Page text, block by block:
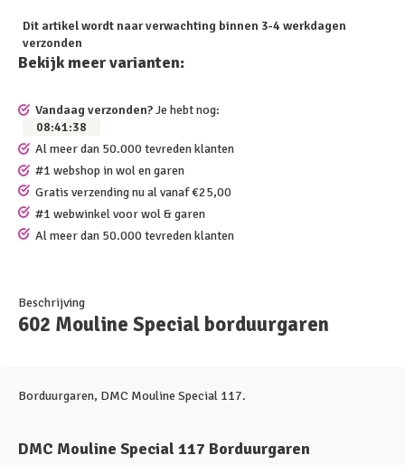
Dit artikel wordt naar verwachting binnen 3-4 werkdagen
verzonden
Bekijk meer varianten:
Vandaag verzonden?Je hebt nog:
08:41:38
Al meer dan 50.000 tevreden klanten
#1 webshop in wol en garen
Gratis verzending nu al vanaf €25,00
#1 webwinkel voor wol & garen
Al meer dan 50.000 tevreden klanten
Beschrijving
602 Mouline Special borduurgaren
Borduurgaren, DMC Mouline Special 117.
DMC Mouline Special 117 Borduurgaren